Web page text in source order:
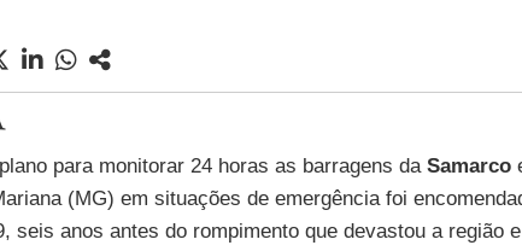
para monitorar 24 horas as barragens da Samarco
(MG) em situações de emergência foi
seis anos antes do rompimento que devastou a região